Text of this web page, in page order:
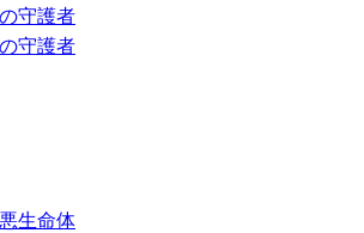
守護者
守護者
生命体